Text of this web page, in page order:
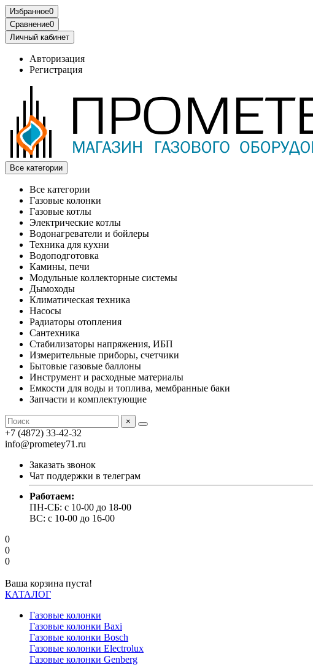
Избранное0
Сравнение0
Личный кабинет
Авторизация
Регистрация
Все категории
Все категории
Газовые колонки
Газовые котлы
Электрические котлы
Водонагреватели и бойлеры
Техника для кухни
Водоподготовка
Камины, печи
Модульные коллекторные системы
Дымоходы
Климатическая техника
Насосы
Радиаторы отопления
Сантехника
Стабилизаторы напряжения, ИБП
Измерительные приборы, счетчики
Бытовые газовые баллоны
Инструмент и расходные материалы
Емкости для воды и топлива, мембранные баки
Запчасти и комплектующие
×
+7 (4872) 33-42-32
info@prometey71.ru
Заказать звонок
Чат поддержки в телеграм
Работаем:
ПН-СБ: с 10-00 до 18-00
ВС: с 10-00 до 16-00
0
0
0
Ваша корзина пуста!
КАТАЛОГ
Газовые колонки
Газовые колонки Baxi
Газовые колонки Bosch
Газовые колонки Electrolux
Газовые колонки Genberg